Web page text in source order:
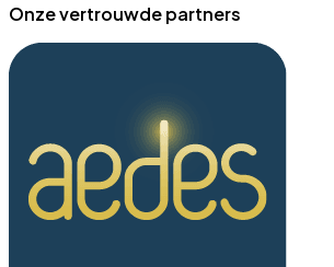
Onze vertrouwde partners